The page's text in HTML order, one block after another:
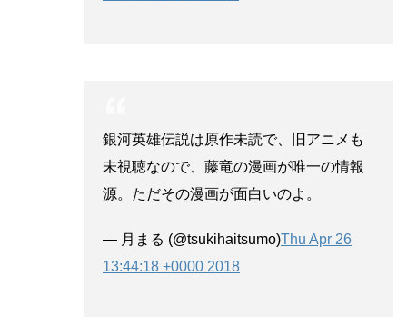
銀河英雄伝説は原作未読で、旧アニメも
未視聴なので、藤竜の漫画が唯一の情報
源。ただその漫画が面白いのよ。
— 月まる (@tsukihaitsumo)Thu Apr 26
13:44:18 +0000 2018